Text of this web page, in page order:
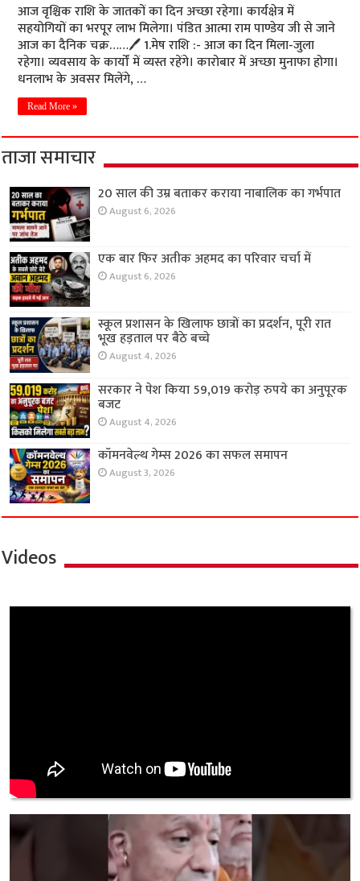
आज वृश्चिक राशि के जातकों का दिन अच्छा रहेगा। कार्यक्षेत्र में
सहयोगियों का भरपूर लाभ मिलेगा। पंडित आत्मा राम पाण्डेय जी से जाने
आज का दैनिक चक्र……🖊️ 1.मेष राशि :- आज का दिन मिला-जुला
रहेगा। व्यवसाय के कार्यों में व्यस्त रहेंगे। कारोबार में अच्छा मुनाफा होगा।
धनलाभ के अवसर मिलेंगे, …
Read More »
ताजा समाचार
20 साल की उम्र बताकर कराया नाबालिक का गर्भपात
August 6, 2026
एक बार फिर अतीक अहमद का परिवार चर्चा में
August 6, 2026
स्कूल प्रशासन के खिलाफ छात्रों का प्रदर्शन, पूरी रात
भूख हड़ताल पर बैठे बच्चे
August 4, 2026
सरकार ने पेश किया 59,019 करोड़ रुपये का अनुपूरक
बजट
August 4, 2026
कॉमनवेल्थ गेम्स 2026 का सफल समापन
August 3, 2026
Videos